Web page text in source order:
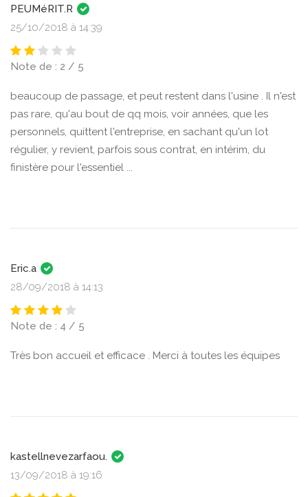
PEUMéRIT.R
25/10/2018 à 14:39
Note de : 2 / 5
beaucoup de passage, et peut restent dans l'usine . Il n'est
pas rare, qu'au bout de qq mois, voir années, que les
personnels, quittent l'entreprise, en sachant qu'un lot
régulier, y revient, parfois sous contrat, en intérim, du
finistère pour l'essentiel ...
Eric.a
28/09/2018 à 14:13
Note de : 4 / 5
Très bon accueil et efficace . Merci à toutes les équipes
kastellnevezarfaou.
13/09/2018 à 19:16